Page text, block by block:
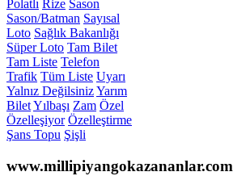
Polatlı Rize Sason
Sason/Batman Sayısal
Loto Sağlık Bakanlığı
Süper Loto Tam Bilet
Tam Liste Telefon
Trafik Tüm Liste Uyarı
Yalnız DeğilsinizYarım
BiletYılbaşı Zam Özel
Özelleşiyor Özelleştirme
Şans Topu Şişli
www.millipiyangokazananlar.com